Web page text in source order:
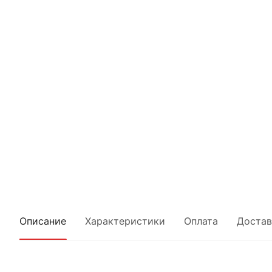
Описание Характеристики Оплата